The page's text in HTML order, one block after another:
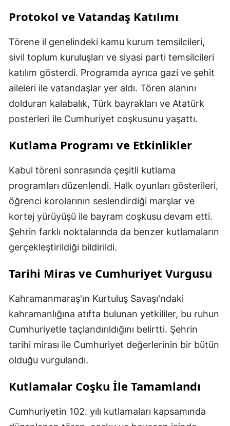
Protokol ve Vatandaş Katılımı
Törene il genelindeki kamu kurum temsilcileri,
sivil toplum kuruluşları ve siyasi parti temsilcileri
katılım gösterdi. Programda ayrıca gazi ve şehit
aileleri ile vatandaşlar yer aldı. Tören alanını
dolduran kalabalık, Türk bayrakları ve Atatürk
posterleri ile Cumhuriyet coşkusunu yaşattı.
Kutlama Programı ve Etkinlikler
Kabul töreni sonrasında çeşitli kutlama
programları düzenlendi. Halk oyunları gösterileri,
öğrenci korolarının seslendirdiği marşlar ve
kortej yürüyüşü ile bayram coşkusu devam etti.
Şehrin farklı noktalarında da benzer kutlamaların
gerçekleştirildiği bildirildi.
Tarihi Miras ve Cumhuriyet Vurgusu
Kahramanmaraş'ın Kurtuluş Savaşı'ndaki
kahramanlığına atıfta bulunan yetkililer, bu ruhun
Cumhuriyetle taçlandırıldığını belirtti. Şehrin
tarihi mirası ile Cumhuriyet değerlerinin bir bütün
olduğu vurgulandı.
Kutlamalar Coşku İle Tamamlandı
Cumhuriyetin 102. yılı kutlamaları kapsamında